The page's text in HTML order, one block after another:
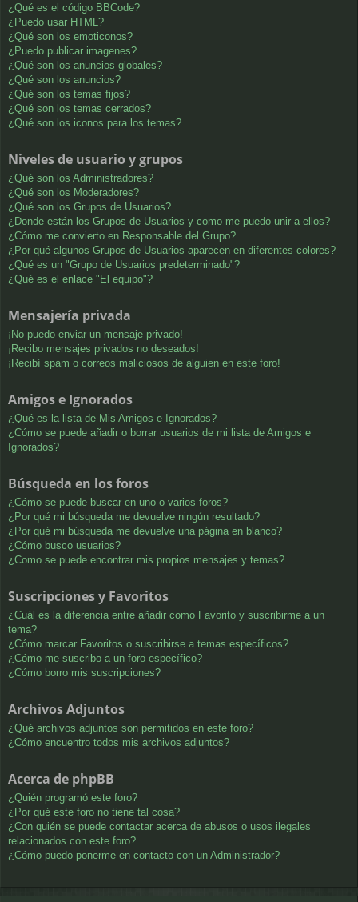
¿Qué es el código BBCode?
¿Puedo usar HTML?
¿Qué son los emoticonos?
¿Puedo publicar imagenes?
¿Qué son los anuncios globales?
¿Qué son los anuncios?
¿Qué son los temas fijos?
¿Qué son los temas cerrados?
¿Qué son los iconos para los temas?
Niveles de usuario y grupos
¿Qué son los Administradores?
¿Qué son los Moderadores?
¿Qué son los Grupos de Usuarios?
¿Donde están los Grupos de Usuarios y como me puedo unir a ellos?
¿Cómo me convierto en Responsable del Grupo?
¿Por qué algunos Grupos de Usuarios aparecen en diferentes colores?
¿Qué es un "Grupo de Usuarios predeterminado"?
¿Qué es el enlace "El equipo"?
Mensajería privada
¡No puedo enviar un mensaje privado!
¡Recibo mensajes privados no deseados!
¡Recibí spam o correos maliciosos de alguien en este foro!
Amigos e Ignorados
¿Qué es la lista de Mis Amigos e Ignorados?
¿Cómo se puede añadir o borrar usuarios de mi lista de Amigos e
Ignorados?
Búsqueda en los foros
¿Cómo se puede buscar en uno o varios foros?
¿Por qué mi búsqueda me devuelve ningún resultado?
¿Por qué mi búsqueda me devuelve una página en blanco?
¿Cómo busco usuarios?
¿Como se puede encontrar mis propios mensajes y temas?
Suscripciones y Favoritos
¿Cuál es la diferencia entre añadir como Favorito y suscribirme a un
tema?
¿Cómo marcar Favoritos o suscribirse a temas específicos?
¿Cómo me suscribo a un foro específico?
¿Cómo borro mis suscripciones?
Archivos Adjuntos
¿Qué archivos adjuntos son permitidos en este foro?
¿Cómo encuentro todos mis archivos adjuntos?
Acerca de phpBB
¿Quién programó este foro?
¿Por qué este foro no tiene tal cosa?
¿Con quién se puede contactar acerca de abusos o usos ilegales
relacionados con este foro?
¿Cómo puedo ponerme en contacto con un Administrador?